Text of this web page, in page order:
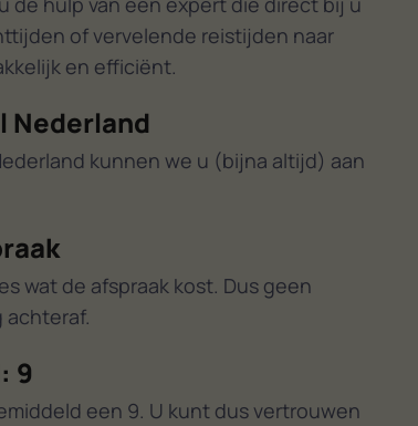
of vervelende reistijden naar
en efficiënt.
Nederland
kunnen we u (bijna altijd) aan
wat de afspraak kost. Dus geen
achteraf.
9
een 9. U kunt dus vertrouwen